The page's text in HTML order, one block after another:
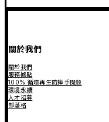
關於我們
關於我們
服務據點
100% 循環再生防摔手機殼
環境永續
人才招募
部落格